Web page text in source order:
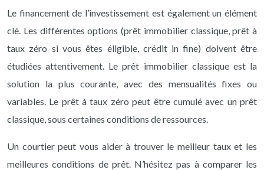
Le financement de l’investissement est également un élément
clé. Les différentes options (prêt immobilier classique, prêt à
taux zéro si vous êtes éligible, crédit in fine) doivent être
étudiées attentivement. Le prêt immobilier classique est la
solution la plus courante, avec des mensualités fixes ou
variables. Le prêt à taux zéro peut être cumulé avec un prêt
classique, sous certaines conditions de ressources.
Un courtier peut vous aider à trouver le meilleur taux et les
meilleures conditions de prêt. N’hésitez pas à comparer les